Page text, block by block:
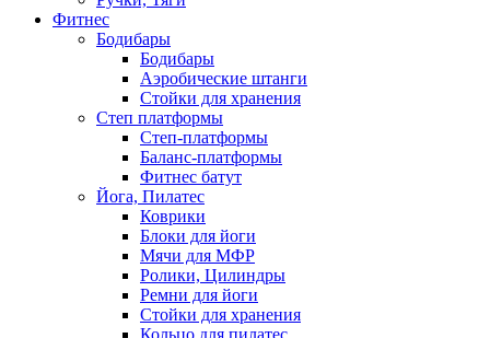
Фитнес
Бодибары
Бодибары
Аэробические штанги
Стойки для хранения
Степ платформы
Степ-платформы
Баланс-платформы
Фитнес батут
Йога, Пилатес
Коврики
Блоки для йоги
Мячи для МФР
Ролики, Цилиндры
Ремни для йоги
Стойки для хранения
Кольцо для пилатес